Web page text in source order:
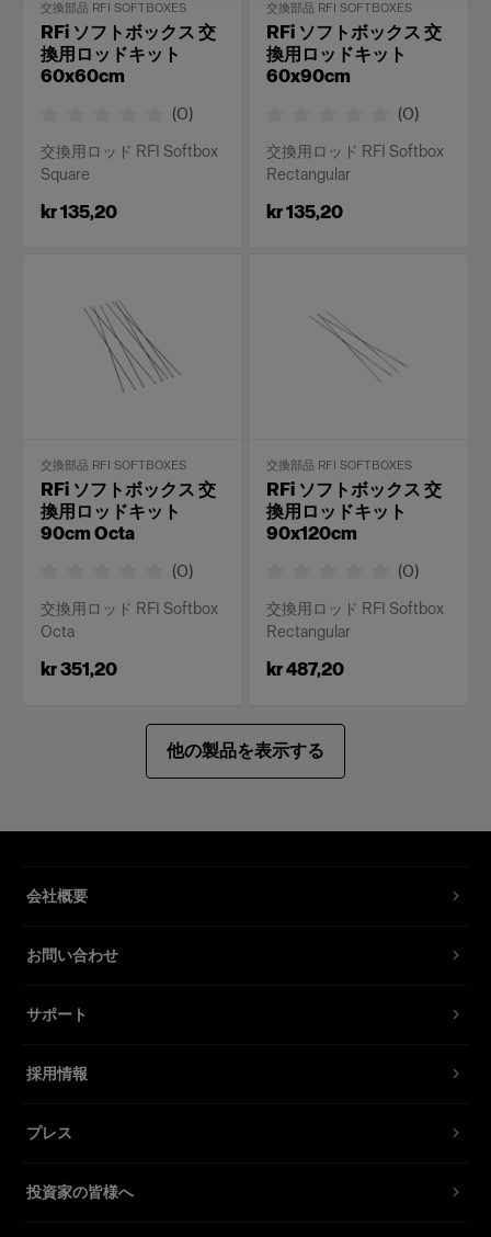
交換部品 RFI SOFTBOXES
RFi ソフトボックス 交
換用ロッドキット
60x60cm
(0)
交換用ロッド RFI Softbox
Square
kr 135,20
交換部品 RFI SOFTBOXES
RFi ソフトボックス 交
換用ロッドキット
60x90cm
(0)
交換用ロッド RFI Softbox
Rectangular
kr 135,20
交換部品 RFI SOFTBOXES
RFi ソフトボックス 交
換用ロッドキット
90cm Octa
(0)
交換用ロッド RFI Softbox
Octa
kr 351,20
交換部品 RFI SOFTBOXES
RFi ソフトボックス 交
換用ロッドキット
90x120cm
(0)
交換用ロッド RFI Softbox
Rectangular
kr 487,20
他の製品を表示する
会社概要
お問い合わせ
サポート
採用情報
プレス
投資家の皆様へ